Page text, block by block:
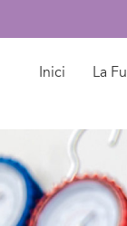
Inici La